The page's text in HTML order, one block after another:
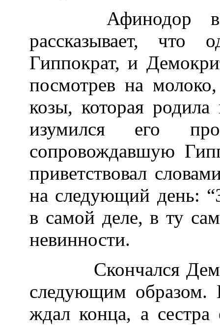
Афинодор в
рассказывает,
Гиппократ, и
посмотрев на
козы, которая
изумился его
сопровождавшую
приветствовал
на следующий день:
в самой деле, в ту
невинности.
Скончался
следующим
ждал конца, а